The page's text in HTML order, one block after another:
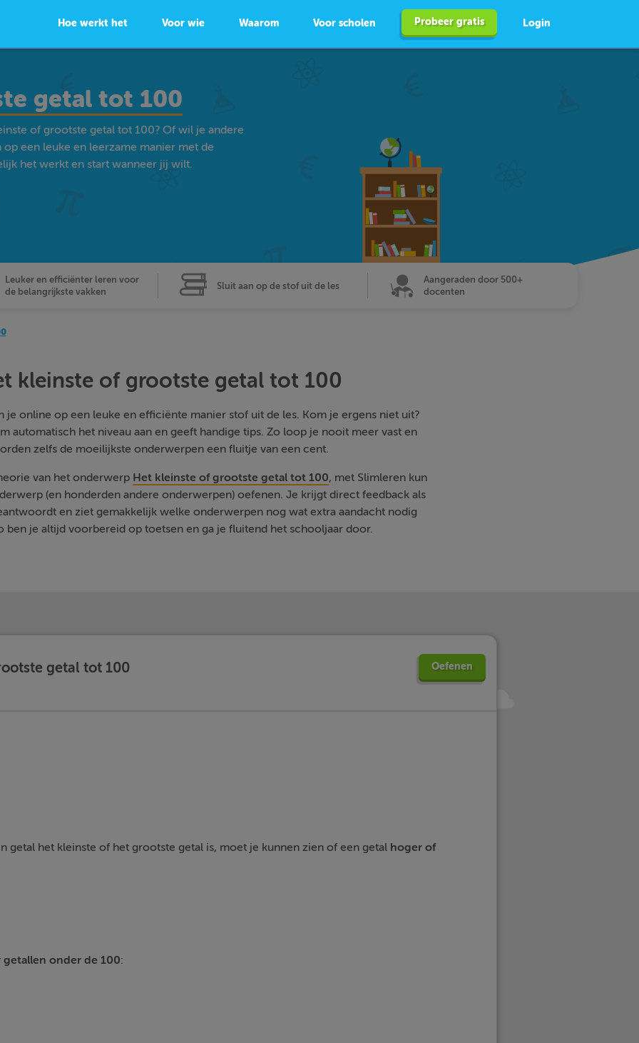
Hoe werkt het Voor wie Waarom Voor scholen Probeer gratis Login
getal tot 100
of grootste getal tot 100? Of wil je andere
een leuke en leerzame manier met de
het werkt en start wanneer jij wilt.
Leuker en efficiënter leren voor
de belangrijkste vakken
Sluit aan op de stof uit de les
Aangeraden door 500+
docenten
kleinste of grootste getal tot 100
je online op een leuke en efficiënte manier stof uit de les. Kom je ergens niet uit?
automatisch het niveau aan en geeft handige tips. Zo loop je nooit meer vast en
zelfs de moeilijkste onderwerpen een fluitje van een cent.
van het onderwerp Het kleinste of grootste getal tot 100, met Slimleren kun
(en honderden andere onderwerpen) oefenen. Je krijgt direct feedback als
en ziet gemakkelijk welke onderwerpen nog wat extra aandacht nodig
ben je altijd voorbereid op toetsen en ga je fluitend het schooljaar door.
getal tot 100 Oefenen
getal het kleinste of het grootste getal is, moet je kunnen zien of een getal hoger of
getallen onder de 100: